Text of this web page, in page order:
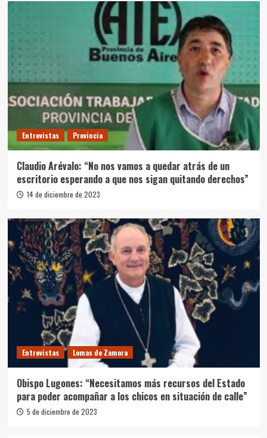
Entrevistas Provincia
Claudio Arévalo: “No nos vamos a quedar atrás de un
escritorio esperando a que nos sigan quitando derechos”
14 de diciembre de 2023
Entrevistas Lomas de Zamora
Obispo Lugones: “Necesitamos más recursos del Estado
para poder acompañar a los chicos en situación de calle”
5 de diciembre de 2023